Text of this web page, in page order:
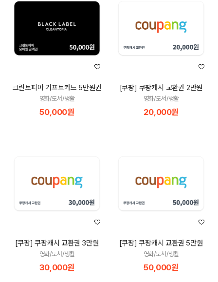
크린토피아 기프트카드 5만원권
영화/도서/생활
50,000원
[쿠팡] 쿠팡캐시 교환권 2만원
영화/도서/생활
20,000원
[쿠팡] 쿠팡캐시 교환권 3만원
영화/도서/생활
30,000원
[쿠팡] 쿠팡캐시 교환권 5만원
영화/도서/생활
50,000원